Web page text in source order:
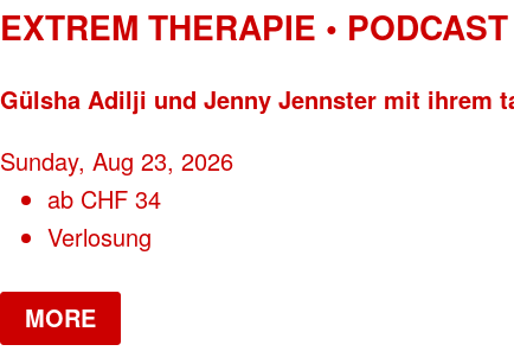
EXTREM THERAPIE • PODCAST
Gülsha Adilji und Jenny Jennster mit ihrem
Sunday, Aug 23, 2026
ab CHF 34
Verlosung
MORE